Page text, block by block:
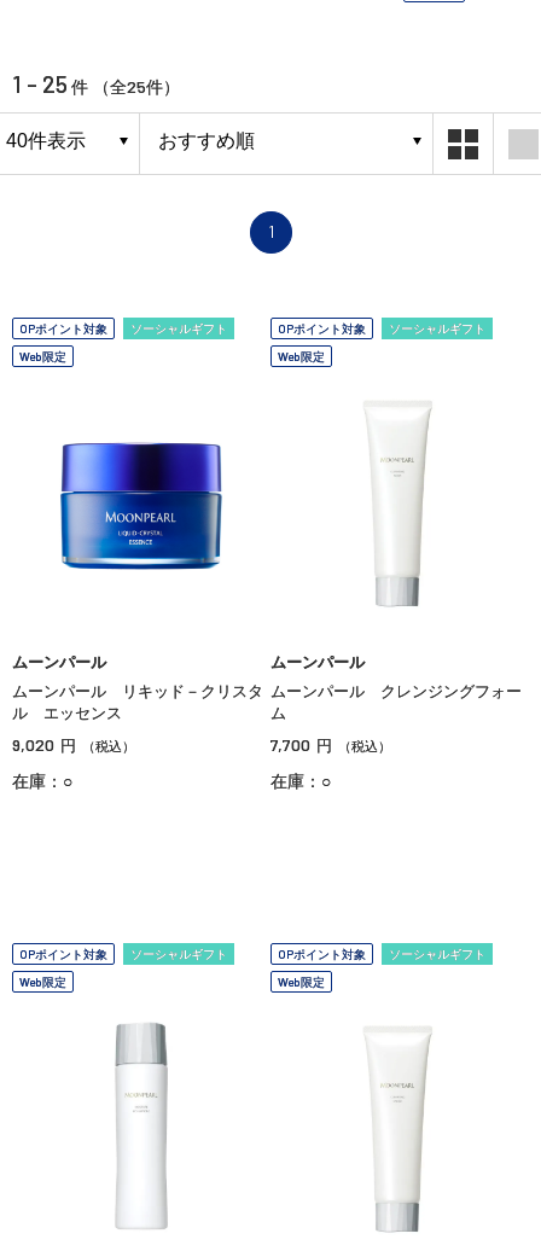
1 - 25 件 （全25件）
1
OPポイント対象
ソーシャルギフト
Web限定
ムーンパール
ムーンパール リキッド－クリスタ
ル エッセンス
9,020 円 （税込）
在庫：○
OPポイント対象
ソーシャルギフト
Web限定
ムーンパール
ムーンパール クレンジングフォー
ム
7,700 円 （税込）
在庫：○
OPポイント対象
ソーシャルギフト
Web限定
OPポイント対象
ソーシャルギフト
Web限定